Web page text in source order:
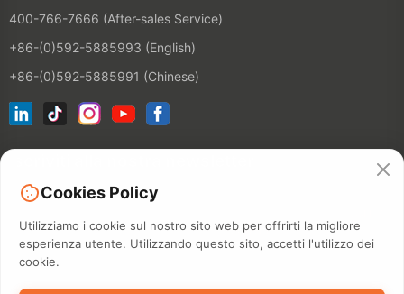
400-766-7666 (After-sales Service)
+86-(0)592-5885993 (English)
+86-(0)592-5885991 (Chinese)
Cookies Policy
Utilizziamo i cookie sul nostro sito web per offrirti la migliore
esperienza utente. Utilizzando questo sito, accetti l'utilizzo dei
cookie.